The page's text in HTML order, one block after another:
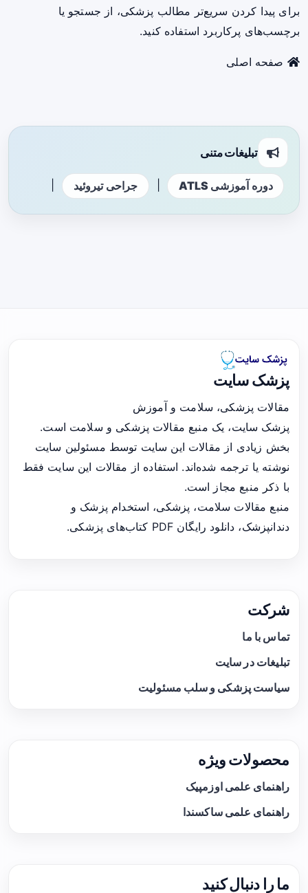
برای پیدا کردن سریع‌تر مطالب پزشکی، از جستجو یا
برچسب‌های پرکاربرد استفاده کنید.
صفحه اصلی
تبلیغات متنی
دوره آموزشی ATLS جراحی تیروئید
پزشک سایت
مقالات پزشکی، سلامت و آموزش
پزشک سایت، یک منبع مقالات پزشکی و سلامت است.
بخش زیادی از مقالات این سایت توسط مسئولین سایت
نوشته یا ترجمه شده‌اند. استفاده از مقالات این سایت فقط
با ذکر منبع مجاز است.
منبع مقالات سلامت، پزشکی، استخدام پزشک و
دندانپزشک، دانلود رایگان PDF کتاب‌های پزشکی.
شرکت
تماس با ما
تبلیغات در سایت
سیاست پزشکی و سلب مسئولیت
محصولات ویژه
راهنمای علمی اوزمپیک
راهنمای علمی ساکسندا
ما را دنبال کنید